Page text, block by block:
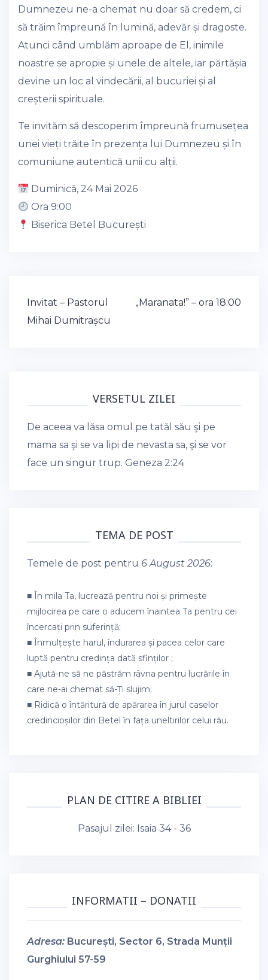
Dumnezeu ne-a chemat nu doar să credem, ci
să trăim împreună în lumină, adevăr și dragoste.
Atunci când umblăm aproape de El, inimile
noastre se apropie și unele de altele, iar părtășia
devine un loc al vindecării, al bucuriei și al
creșterii spirituale.
Te invităm să descoperim împreună frumusețea
unei vieți trăite în prezența lui Dumnezeu și în
comuniune autentică unii cu alții.
Duminică, 24 Mai 2026
Ora 9:00
Biserica Betel București
Post
navigation
Invitat – Pastorul
Mihai Dumitrașcu
„Maranata!” – ora 18:00
VERSETUL ZILEI
De aceea va lăsa omul pe tatăl său şi pe
mama sa şi se va lipi de nevasta sa, şi se vor
face un singur trup. Geneza 2:24
TEMA DE POST
Temele de post pentru 6 August 2026:
■ În mila Ta, lucrează pentru noi și primește
mijlocirea pe care o aducem înaintea Ta pentru cei
încercați prin suferință;
■ Înmulțește harul, îndurarea și pacea celor care
luptă pentru credința dată sfinților ;
■ Ajută-ne să ne păstrăm râvna pentru lucrările în
care ne-ai chemat să-Ți slujim;
■ Ridică o întăritură de apărarea în jurul caselor
credincioșilor din Betel în fața uneltirilor celui rău.
PLAN DE CITIRE A BIBLIEI
Pasajul zilei: Isaia 34 - 36
INFORMATII – DONATII
Adresa: București, Sector 6, Strada Munții
Gurghiului 57-59